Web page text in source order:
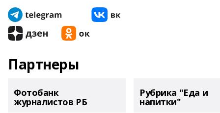
Партнеры
Фотобанк
журналистов РБ
Рубрика "Еда и
напитки"